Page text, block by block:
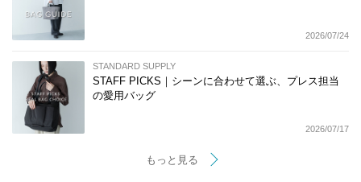
2026/07/24
STANDARD SUPPLY
STAFF PICKS｜シーンに合わせて選ぶ、プレス担当
の愛用バッグ
2026/07/17
もっと見る